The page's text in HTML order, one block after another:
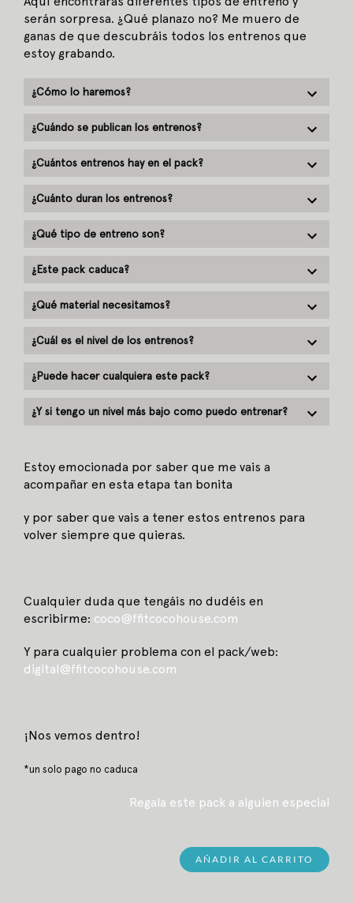
serán sorpresa. ¿Qué planazo no? Me muero de
ganas de que descubráis todos los entrenos que
estoy grabando.
¿Cómo lo haremos?
¿Cuándo se publican los entrenos?
¿Cuántos entrenos hay en el pack?
¿Cuánto duran los entrenos?
¿Qué tipo de entreno son?
¿Este pack caduca?
¿Qué material necesitamos?
¿Cuál es el nivel de los entrenos?
¿Puede hacer cualquiera este pack?
¿Y si tengo un nivel más bajo como puedo entrenar?
Estoy emocionada por saber que me vais a
acompañar en esta etapa tan bonita
y por saber que vais a tener estos entrenos para
volver siempre que quieras.
Cualquier duda que tengáis no dudéis en
escribirme: coco@ffitcocohouse.com
Y para cualquier problema con el pack/web:
digital@ffitcocohouse.com
¡Nos vemos dentro!
*un solo pago no caduca
Regala este pack a alguien especial
AÑADIR AL CARRITO